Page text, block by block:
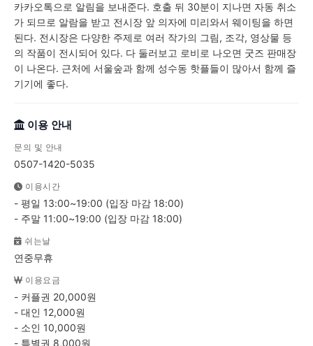
카카오톡으로 알림을 보내준다. 호출 뒤 30분이 지나면 자동 취소
가 되므로 알람을 받고 전시장 앞 의자에 미리와서 웨이팅을 하면
된다. 전시장은 다양한 주제로 여러 작가의 그림, 조각, 영상물 등
의 작품이 전시되어 있다. 다 둘러보고 로비로 나오면 굿즈 판매장
이 나온다. 근처에 서울숲과 함께 성수동 핫플들이 많아서 함께 즐
기기에 좋다.
이용 안내
문의 및 안내
0507-1420-5035
이용시간
- 평일 13:00~19:00 (입장 마감 18:00)
- 주말 11:00~19:00 (입장 마감 18:00)
쉬는날
연중무휴
이용요금
- 커플권 20,000원
- 대인 12,000원
- 소인 10,000원
- 특별권 8,000원